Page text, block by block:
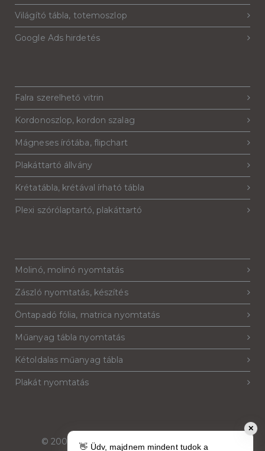
Világító tábla, totemoszlop
Google Ads hirdetés
Falra szerelhető vitrin
Kordonoszlop, kordon szalag
Mágneses írótába, flipchart
Plakáttartó állvány
Krétatábla, krétával írható tábla
Plexi szórólaptartó, plakáttartó
Molinó, molinó nyomtatás
Zászló nyomtatás, készítés
Öntapadó fólia, matrica nyomtatás
Műanyag tábla nyomtatás
Kétoldalas műanyag tábla
Plakát nyomtatás
© 2007-2026 Reklámeszköz.hu
. Minden jog
✕
👋 Üdv, majdnem mindent tudok a